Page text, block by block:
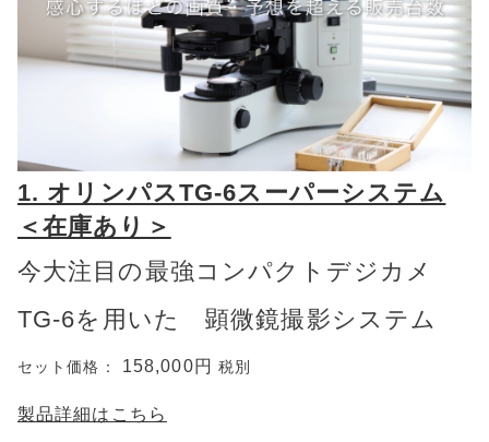
1. オリンパスTG-6スーパーシステム
＜在庫あり＞
今大注目の最強コンパクトデジカメ
TG-6を用いた 顕微鏡撮影システム
セット価格： 158,000円 税別
製品詳細はこちら